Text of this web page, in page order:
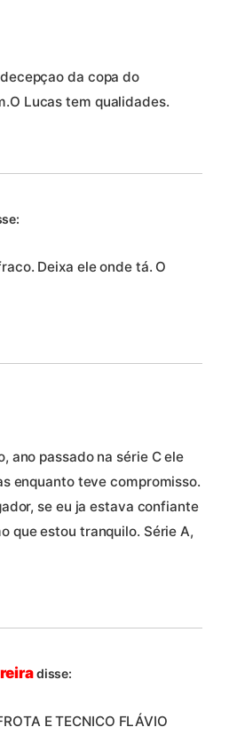
da copa do
Lucas tem qualidades.
Deixa ele onde tá. O
ano passado na série C ele
enquanto teve compromisso.
se eu ja estava confiante
que estou tranquilo. Série A,
disse:
E TECNICO FLÁVIO